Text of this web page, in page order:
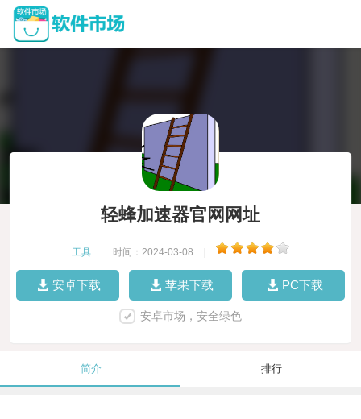
轻蜂加速器官网网址
工具 时间：2024-03-08
安卓下载 苹果下载 PC下载
安卓市场，安全绿色
简介 排行